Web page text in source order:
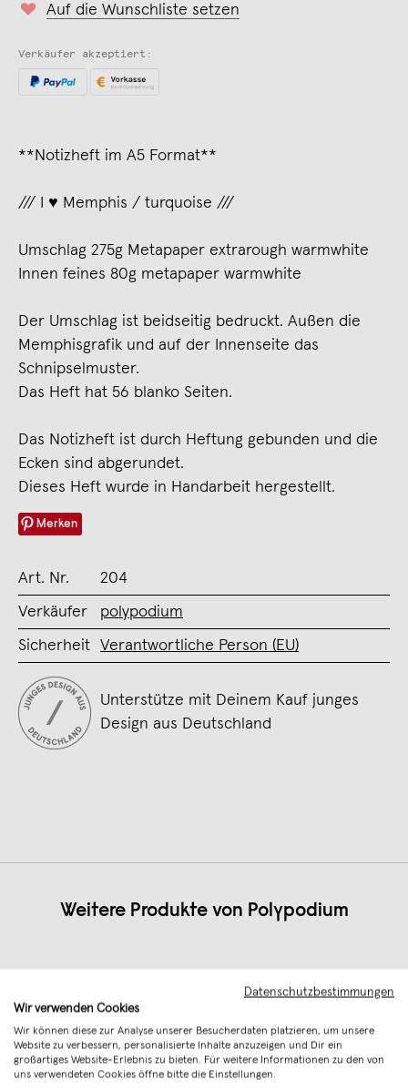
Auf die Wunschliste setzen
Verkäufer akzeptiert:
**Notizheft im A5 Format**
/// I ♥ Memphis / turquoise ///
Umschlag 275g Metapaper extrarough warmwhite
Innen feines 80g metapaper warmwhite
Der Umschlag ist beidseitig bedruckt. Außen die
Memphisgrafik und auf der Innenseite das
Schnipselmuster.
Das Heft hat 56 blanko Seiten.
Das Notizheft ist durch Heftung gebunden und die
Ecken sind abgerundet.
Dieses Heft wurde in Handarbeit hergestellt.
Merken
Art. Nr. 204
Verkäufer polypodium
Sicherheit Verantwortliche Person (EU)
Unterstütze mit Deinem Kauf junges
Design aus Deutschland
Weitere Produkte von Polypodium
Datenschutzbestimmungen
Wir verwenden Cookies
Wir können diese zur Analyse unserer Besucherdaten platzieren, um unsere
Website zu verbessern, personalisierte Inhalte anzuzeigen und Dir ein
großartiges Website-Erlebnis zu bieten. Für weitere Informationen zu den von
uns verwendeten Cookies öffne bitte die Einstellungen.